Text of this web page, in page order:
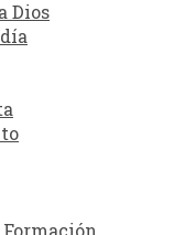
Dios